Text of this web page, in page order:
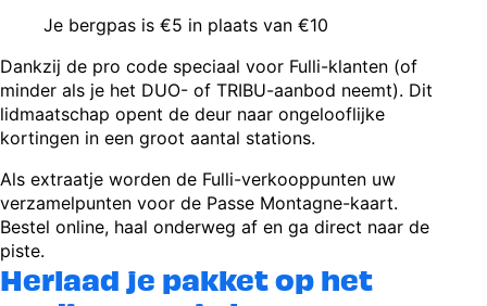
Je bergpas is €5 in plaats van €10
Dankzij de pro code speciaal voor Fulli-klanten (of
minder als je het DUO- of TRIBU-aanbod neemt). Dit
lidmaatschap opent de deur naar ongelooflijke
kortingen in een groot aantal stations.
Als extraatje worden de Fulli-verkooppunten uw
verzamelpunten voor de Passe Montagne-kaart.
Bestel online, haal onderweg af en ga direct naar de
piste.
Herlaad je pakket op het